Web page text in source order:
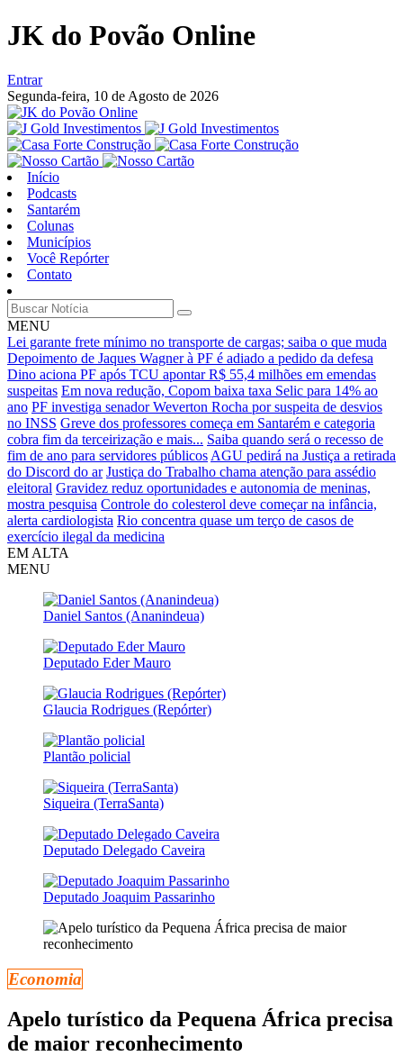
JK do Povão Online
Entrar
Segunda-feira, 10 de Agosto de 2026
Início
Podcasts
Santarém
Colunas
Municípios
Você Repórter
Contato
MENU
Lei garante frete mínimo no transporte de cargas; saiba o que muda
Depoimento de Jaques Wagner à PF é adiado a pedido da defesa
Dino aciona PF após TCU apontar R$ 55,4 milhões em emendas
suspeitas Em nova redução, Copom baixa taxa Selic para 14% ao
ano PF investiga senador Weverton Rocha por suspeita de desvios
no INSS Greve dos professores começa em Santarém e categoria
cobra fim da terceirização e mais... Saiba quando será o recesso de
fim de ano para servidores públicos AGU pedirá na Justiça a retirada
do Discord do ar Justiça do Trabalho chama atenção para assédio
eleitoral Gravidez reduz oportunidades e autonomia de meninas,
mostra pesquisa Controle do colesterol deve começar na infância,
alerta cardiologista Rio concentra quase um terço de casos de
exercício ilegal da medicina
EM ALTA
MENU
Daniel Santos (Ananindeua)
Deputado Eder Mauro
Glaucia Rodrigues (Repórter)
Plantão policial
Siqueira (TerraSanta)
Deputado Delegado Caveira
Deputado Joaquim Passarinho
Economia
Apelo turístico da Pequena África precisa
de maior reconhecimento